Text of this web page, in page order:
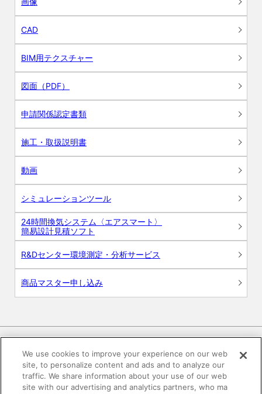
CAD
BIM用テクスチャー
図面（PDF）
申請関係認定書類
施工・取扱説明書
動画
シミュレーションツール
24時間換気システム〈エアスマート〉
簡易設計見積ソフト
R&Dセンター環境測定・分析サービス
商品マスター申し込み
電子公告 このWEBサイトについて
We use cookies to improve your experience on our web
site, to personalize content and ads and to analyze our
traffic. We share information about your use of our web
site with our advertising and analytics partners, who ma